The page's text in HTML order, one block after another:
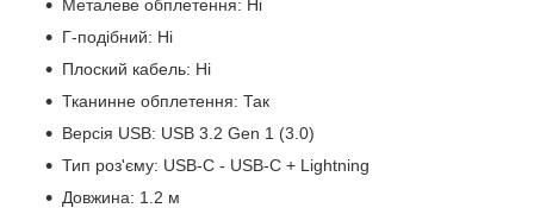
Металеве обплетення: Ні
Г-подібний: Ні
Плоский кабель: Ні
Тканинне обплетення: Так
Версія USB: USB 3.2 Gen 1 (3.0)
Тип роз'єму: USB-C - USB-C + Lightning
Довжина: 1.2 м